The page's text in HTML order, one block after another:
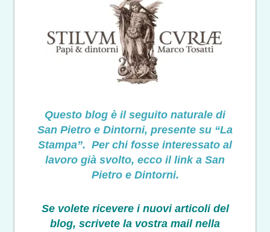
Questo blog è il seguito naturale di
San Pietro e Dintorni, presente su “La
Stampa”. Per chi fosse interessato al
lavoro già svolto, ecco il link a San
Pietro e Dintorni.
Se volete ricevere i nuovi articoli del
blog, scrivete la vostra mail nella